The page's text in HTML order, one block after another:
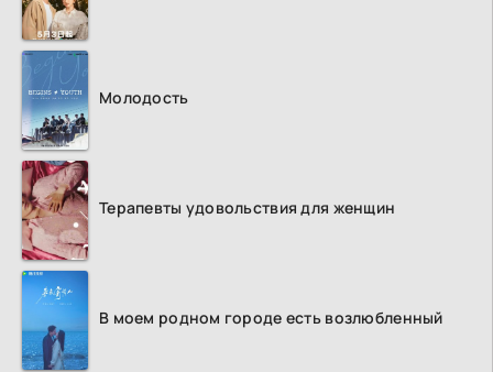
Молодость
Терапевты удовольствия для женщин
В моем родном городе есть возлюбленный